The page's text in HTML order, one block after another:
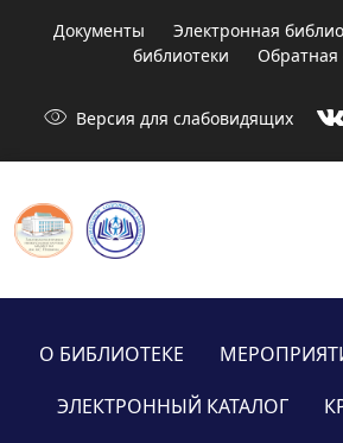
Документы Электронная
библиотеки
Обратная
visibility Версия для слабовидящих
О БИБЛИОТЕКЕ
ЭЛЕКТРОННЫЙ КАТАЛОГ